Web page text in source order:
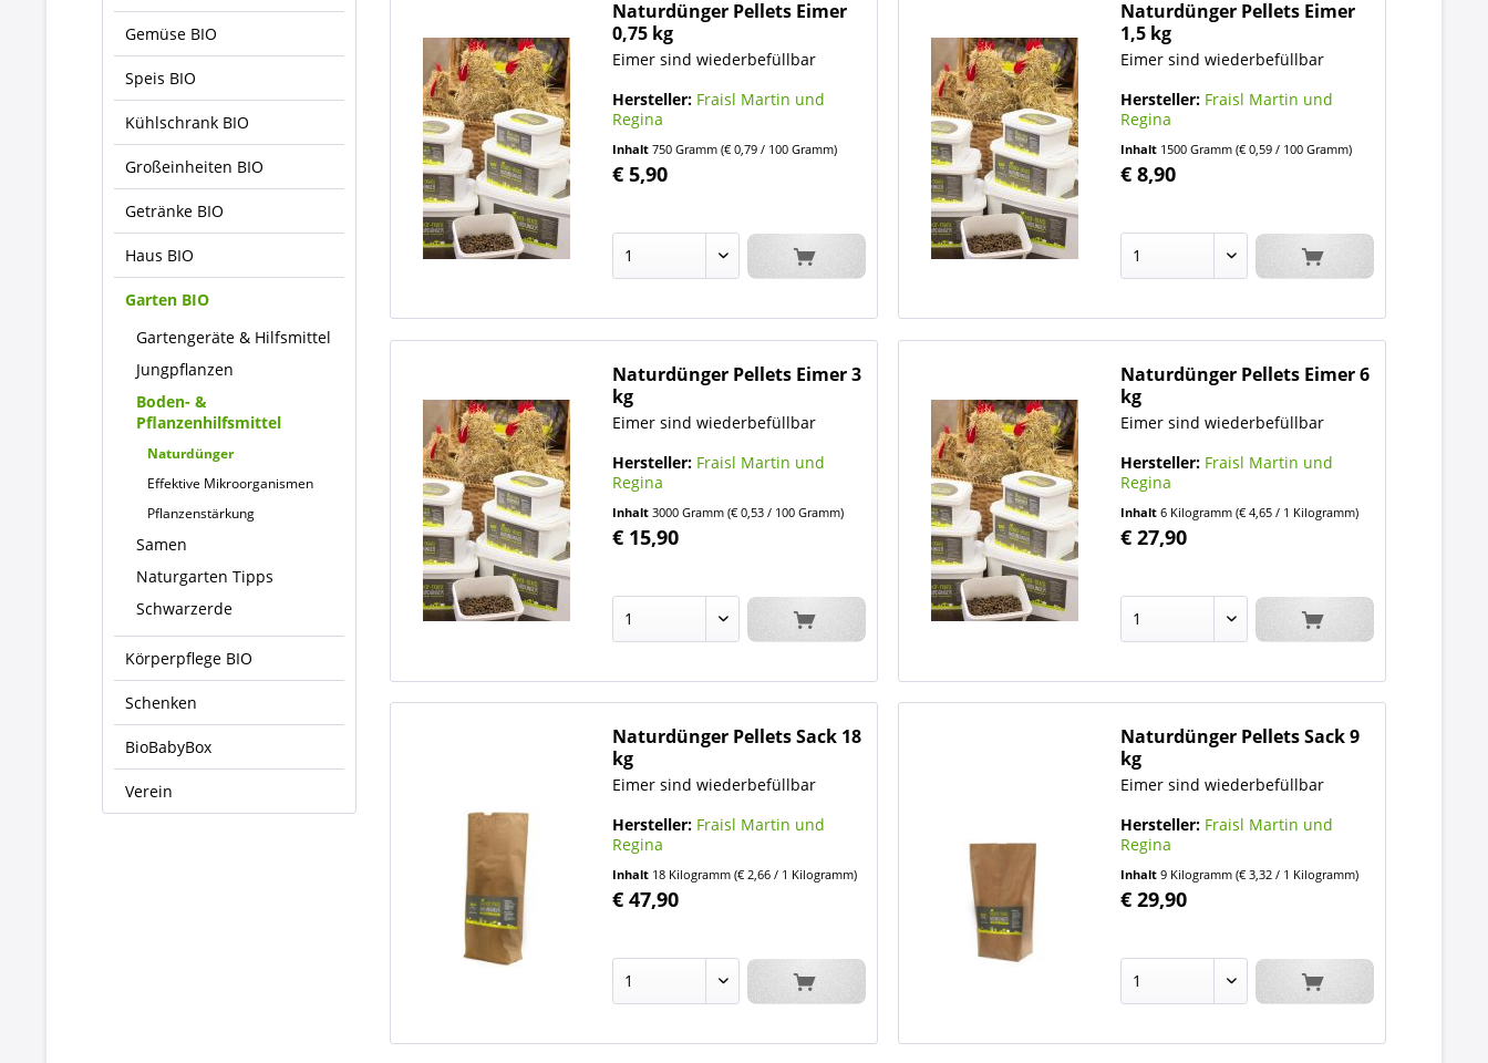
Gemüse BIO
Speis BIO
Kühlschrank BIO
Großeinheiten BIO
Getränke BIO
Haus BIO
Garten BIO
Gartengeräte & Hilfsmittel
Jungpflanzen
Boden- &
Pflanzenhilfsmittel
Naturdünger
Effektive Mikroorganismen
Pflanzenstärkung
Samen
Naturgarten Tipps
Schwarzerde
Körperpflege BIO
Schenken
BioBabyBox
Verein
Naturdünger Pellets Eimer
0,75 kg
Eimer sind wiederbefüllbar
Hersteller: Fraisl Martin und
Regina
Inhalt750 Gramm(€ 0,79 / 100 Gramm)
€ 5,90
Naturdünger Pellets Eimer
1,5 kg
Eimer sind wiederbefüllbar
Hersteller: Fraisl Martin und
Regina
Inhalt 1500 Gramm(€ 0,59 / 100 Gramm)
€ 8,90
Naturdünger Pellets Eimer 3
kg
Eimer sind wiederbefüllbar
Hersteller: Fraisl Martin und
Regina
Inhalt3000 Gramm(€ 0,53 / 100 Gramm)
€ 15,90
Naturdünger Pellets Eimer 6
kg
Eimer sind wiederbefüllbar
Hersteller: Fraisl Martin und
Regina
Inhalt6 Kilogramm(€ 4,65 / 1 Kilogramm)
€ 27,90
Naturdünger Pellets Sack 18
kg
Eimer sind wiederbefüllbar
Hersteller: Fraisl Martin und
Regina
Inhalt 18 Kilogramm(€ 2,66 / 1 Kilogramm)
€ 47,90
Naturdünger Pellets Sack 9
kg
Eimer sind wiederbefüllbar
Hersteller: Fraisl Martin und
Regina
Inhalt9 Kilogramm(€ 3,32 / 1 Kilogramm)
€ 29,90